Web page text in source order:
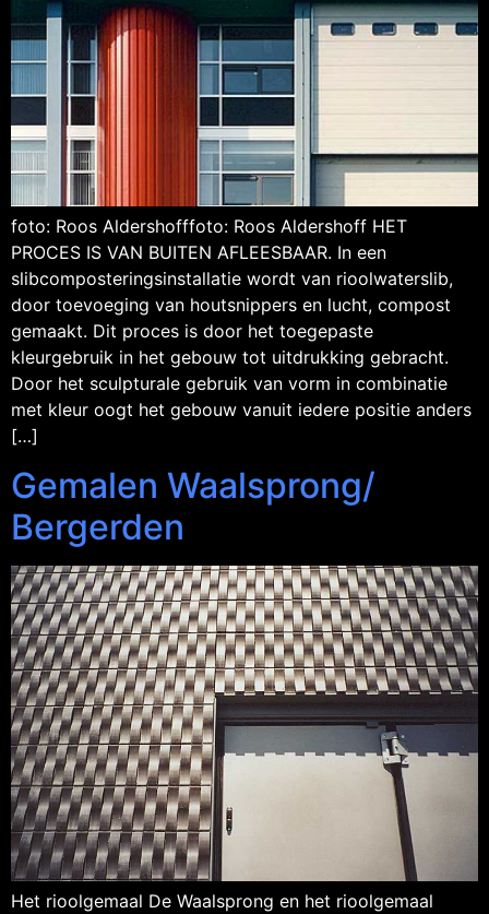
foto: Roos Aldershofffoto: Roos Aldershoff HET
PROCES IS VAN BUITEN AFLEESBAAR. In een
slibcomposteringsinstallatie wordt van rioolwaterslib,
door toevoeging van houtsnippers en lucht, compost
gemaakt. Dit proces is door het toegepaste
kleurgebruik in het gebouw tot uitdrukking gebracht.
Door het sculpturale gebruik van vorm in combinatie
met kleur oogt het gebouw vanuit iedere positie anders
[…]
Gemalen Waalsprong/
Bergerden
Het rioolgemaal De Waalsprong en het rioolgemaal